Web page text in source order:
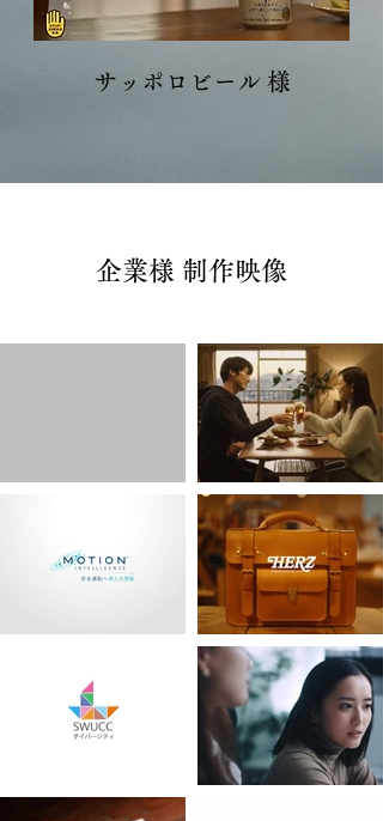
サッポロビール 様
企業様 制作映像